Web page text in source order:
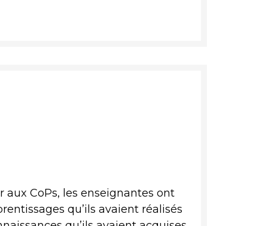
CoPs, les enseignantes ont
qu’ils avaient réalisés